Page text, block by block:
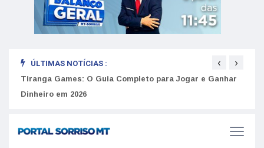
ÚLTIMAS NOTÍCIAS :
Tiranga Games: O Guia Completo para Jogar e Ganhar
Dinheiro em 2026
‹ ›